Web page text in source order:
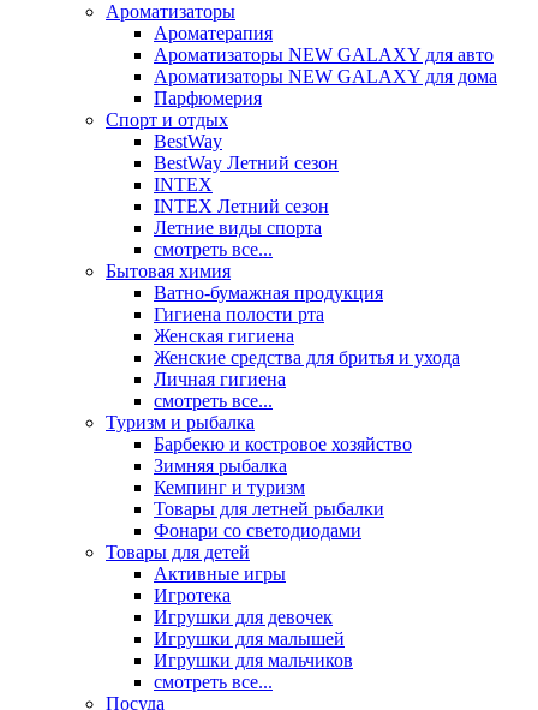
Ароматизаторы
Ароматерапия
Ароматизаторы NEW GALAXY для авто
Ароматизаторы NEW GALAXY для дома
Парфюмерия
Спорт и отдых
BestWay
BestWay Летний сезон
INTEX
INTEX Летний сезон
Летние виды спорта
смотреть все...
Бытовая химия
Ватно-бумажная продукция
Гигиена полости рта
Женская гигиена
Женские средства для бритья и ухода
Личная гигиена
смотреть все...
Туризм и рыбалка
Барбекю и костровое хозяйство
Зимняя рыбалка
Кемпинг и туризм
Товары для летней рыбалки
Фонари со светодиодами
Товары для детей
Активные игры
Игротека
Игрушки для девочек
Игрушки для малышей
Игрушки для мальчиков
смотреть все...
Посуда